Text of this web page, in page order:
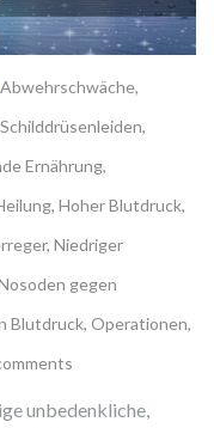
Abwehrschwäche,
,
Ernährung,
, Hoher Blutdruck,
, Niedriger
gegen
Blutdruck, Operationen,
unbedenkliche,